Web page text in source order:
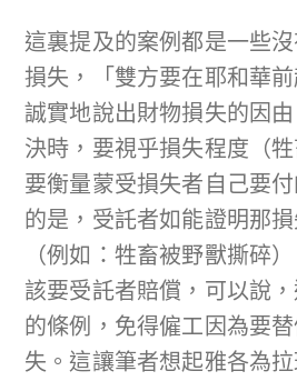
這裏提及的案例都是一些
損失，「雙方要在耶和華
誠實地說出財物損失的因
決時，要視乎損失程度（
要衡量蒙受損失者自己要
的是，受託者如能證明那
（例如：牲畜被野獸撕碎
該要受託者賠償，可以說
的條例，免得僱工因為要
失。這讓筆者想起雅各為